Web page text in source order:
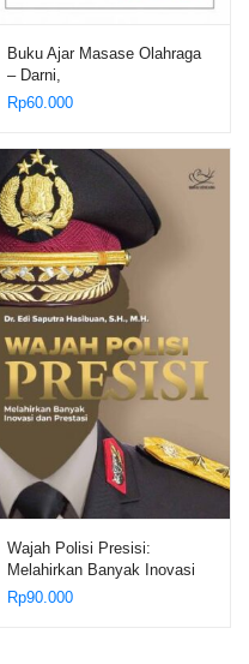
Buku Ajar Masase Olahraga
– Darni,
Rp60.000
Wajah Polisi Presisi:
Melahirkan Banyak Inovasi
dan Prestasi – Dr. Edi
Rp90.000